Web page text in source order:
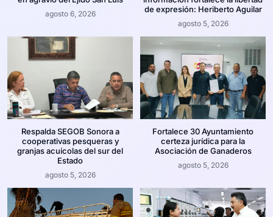
agosto 6, 2026
de expresión: Heriberto Aguilar
agosto 5, 2026
Respalda SEGOB Sonora a
cooperativas pesqueras y
granjas acuícolas del sur del
Estado
agosto 5, 2026
Fortalece 30 Ayuntamiento
certeza jurídica para la
Asociación de Ganaderos
agosto 5, 2026